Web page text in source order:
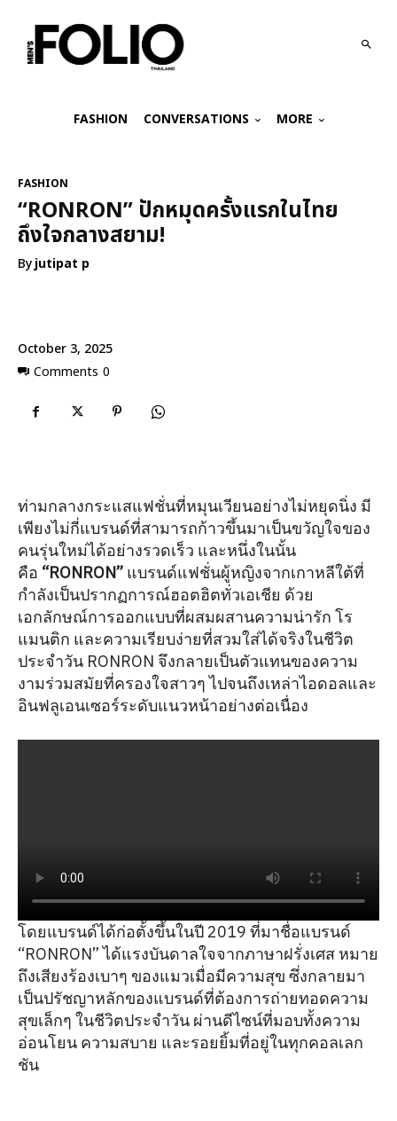
FASHION CONVERSATIONS MORE
October 3, 2025
Comments 0
FASHION
“RONRON” ปักหมุดครั้งแรกในไทย
ถึงใจกลางสยาม!
Byjutipat p
ท่ามกลางกระแสแฟชั่นที่หมุนเวียนอย่างไม่หยุดนิ่ง มี
เพียงไม่กี่แบรนด์ที่สามารถก้าวขึ้นมาเป็นขวัญใจของ
คนรุ่นใหม่ได้อย่างรวดเร็ว และหนึ่งในนั้น
คือ “RONRON” แบรนด์แฟชั่นผู้หญิงจากเกาหลีใต้ที่
กำลังเป็นปรากฏการณ์ฮอตฮิตทั่วเอเชีย ด้วย
เอกลักษณ์การออกแบบที่ผสมผสานความน่ารัก โร
แมนติก และความเรียบง่ายที่สวมใส่ได้จริงในชีวิต
ประจำวัน RONRON จึงกลายเป็นตัวแทนของความ
งามร่วมสมัยที่ครองใจสาวๆ ไปจนถึงเหล่าไอดอลและ
อินฟลูเอนเซอร์ระดับแนวหน้าอย่างต่อเนื่อง
โดยแบรนด์ได้ก่อตั้งขึ้นในปี 2019 ที่มาชื่อแบรนด์
“RONRON” ได้แรงบันดาลใจจากภาษาฝรั่งเศส หมาย
ถึงเสียงร้องเบาๆ ของแมวเมื่อมีความสุข ซึ่งกลายมา
เป็นปรัชญาหลักของแบรนด์ที่ต้องการถ่ายทอดความ
สุขเล็กๆ ในชีวิตประจำวัน ผ่านดีไซน์ที่มอบทั้งความ
อ่อนโยน ความสบาย และรอยยิ้มที่อยู่ในทุกคอลเลก
ชัน